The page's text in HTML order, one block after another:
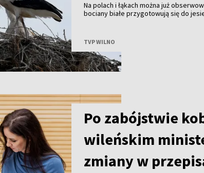
Na polach i łąkach można już
bociany białe przygotowują się do
TVP WILNO
Po zabójstwie
wileńskim
zmiany w